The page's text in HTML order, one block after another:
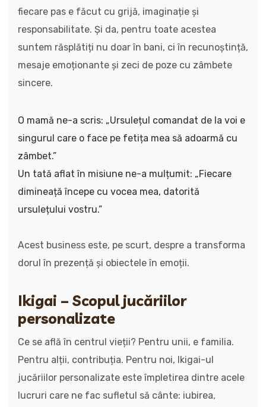
fiecare pas e făcut cu grijă, imaginație și
responsabilitate. Și da, pentru toate acestea
suntem răsplătiți nu doar în bani, ci în recunoștință,
mesaje emoționante și zeci de poze cu zâmbete
sincere.
O mamă ne-a scris: „Ursulețul comandat de la voi e
singurul care o face pe fetița mea să adoarmă cu
zâmbet.”
Un tată aflat în misiune ne-a mulțumit: „Fiecare
dimineață începe cu vocea mea, datorită
ursulețului vostru.”
Acest business este, pe scurt, despre a transforma
dorul în prezență și obiectele în emoții.
Ikigai – Scopul jucăriilor
personalizate
Ce se află în centrul vieții? Pentru unii, e familia.
Pentru alții, contribuția. Pentru noi, Ikigai-ul
jucăriilor personalizate este împletirea dintre acele
lucruri care ne fac sufletul să cânte: iubirea,